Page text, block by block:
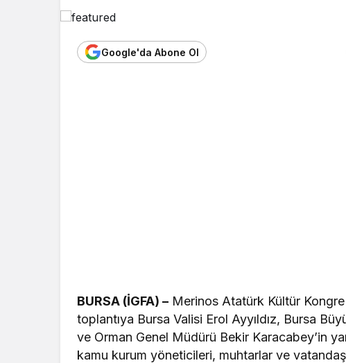
Google'da Abone Ol
BURSA (İGFA) – Merinos Atatürk Kültür
toplantıya Bursa Valisi Erol Ayyıldız, Bursa
ve Orman Genel Müdürü Bekir Karacabey’in
kamu kurum yöneticileri, muhtarlar ve